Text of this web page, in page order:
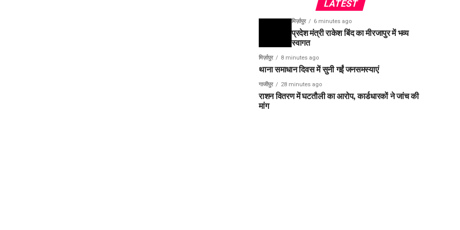
LATEST
मिर्ज़ापुर 6 minutes ago
प्रदेश मंत्री राकेश बिंद का मीरजापुर में भव्य
स्वागत
मिर्ज़ापुर 8 minutes ago
थाना समाधान दिवस में सुनी गईं जनसमस्याएं
गाजीपुर 28 minutes ago
राशन वितरण में घटतौली का आरोप, कार्डधारकों ने जांच की
मांग